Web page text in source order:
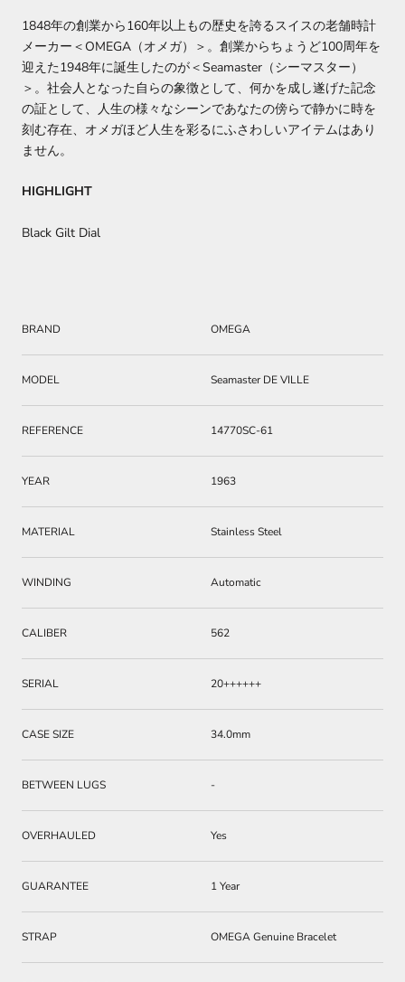
1848年の創業から160年以上もの歴史を誇るスイスの老舗時計
メーカー＜OMEGA（オメガ）＞。創業からちょうど100周年を
迎えた1948年に誕生したのが＜Seamaster（シーマスター）
＞。社会人となった自らの象徴として、何かを成し遂げた記念
の証として、人生の様々なシーンであなたの傍らで静かに時を
刻む存在、オメガほど人生を彩るにふさわしいアイテムはあり
ません。
HIGHLIGHT
Black Gilt Dial
BRAND OMEGA
MODEL Seamaster DE VILLE
REFERENCE 14770SC-61
YEAR 1963
MATERIAL Stainless Steel
WINDING Automatic
CALIBER 562
SERIAL 20++++++
CASE SIZE 34.0mm
BETWEEN LUGS -
OVERHAULED Yes
GUARANTEE 1 Year
STRAP OMEGA Genuine Bracelet